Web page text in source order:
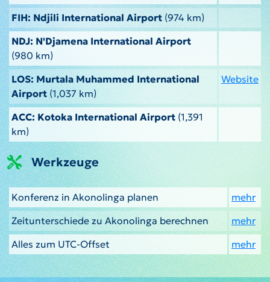
FIH: Ndjili International Airport(974 km)
NDJ: N'Djamena International Airport
(980 km)
LOS: Murtala Muhammed International
Airport(1,037 km)
Website
ACC: Kotoka International Airport (1,391
km)
Werkzeuge
Konferenz in Akonolinga planen
mehr
Zeitunterschiede zu Akonolinga berechnen
mehr
Alles zum UTC-Offset
mehr